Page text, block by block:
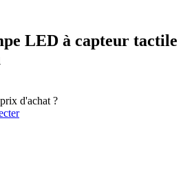
LED à capteur tactile
d'achat ?